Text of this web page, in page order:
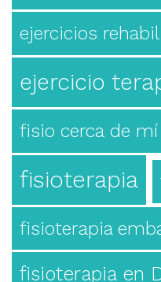
ejercicios
ejercicio
fisio cerca de mí
fisioterapia
fisioterapia
fisioterapia en